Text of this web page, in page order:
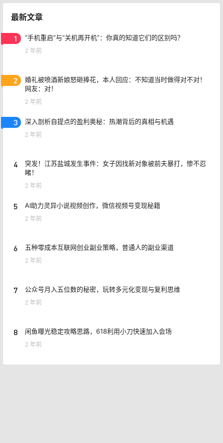
最新文章
1 “手机重启”与“关机再开机”：你真的知道它们的区别吗？
2 年前
2
婚礼被喷酒新娘怒砸捧花，本人回应：不知道当时做得对不对！
网友：对！
2 年前
3 深入剖析自提点的盈利奥秘：热潮背后的真相与机遇
2 年前
4
突发！江苏盐城发生事件：女子因找新对象被前夫暴打，惨不忍
睹！
2 年前
5 AI助力灵异小说视频创作，微信视频号变现秘籍
2 年前
6 五种零成本互联网创业副业策略，普通人的副业渠道
2 年前
7 公众号月入五位数的秘密，玩转多元化变现与复利思维
2 年前
8 闲鱼曝光稳定攻略思路，618利用小刀快速加入会场
2 年前